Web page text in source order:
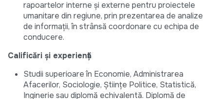
rapoartelor interne și externe pentru proiectele
umanitare din regiune, prin prezentarea de analize
de informații, în strânsă coordonare cu echipa de
conducere.
Calificări și experiență
Studii superioare în Economie, Administrarea
Afacerilor, Sociologie, Științe Politice, Statistică,
Inginerie sau diplomă echivalentă. Diplomă de